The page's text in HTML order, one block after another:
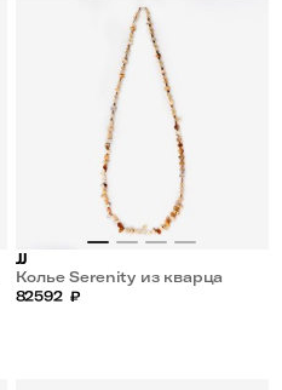
JJ
Колье Serenity из кварца
82592 ₽